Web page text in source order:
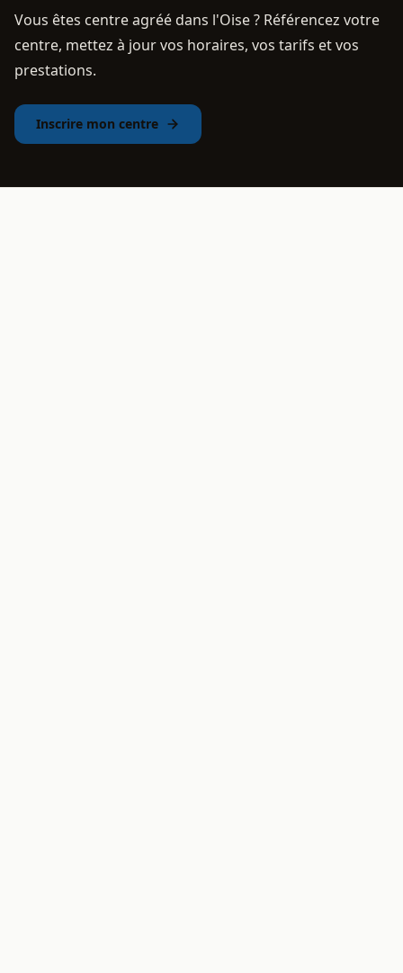
Vous êtes centre agréé dans l'Oise ? Référencez votre
centre, mettez à jour vos horaires, vos tarifs et vos
prestations.
Inscrire mon centre